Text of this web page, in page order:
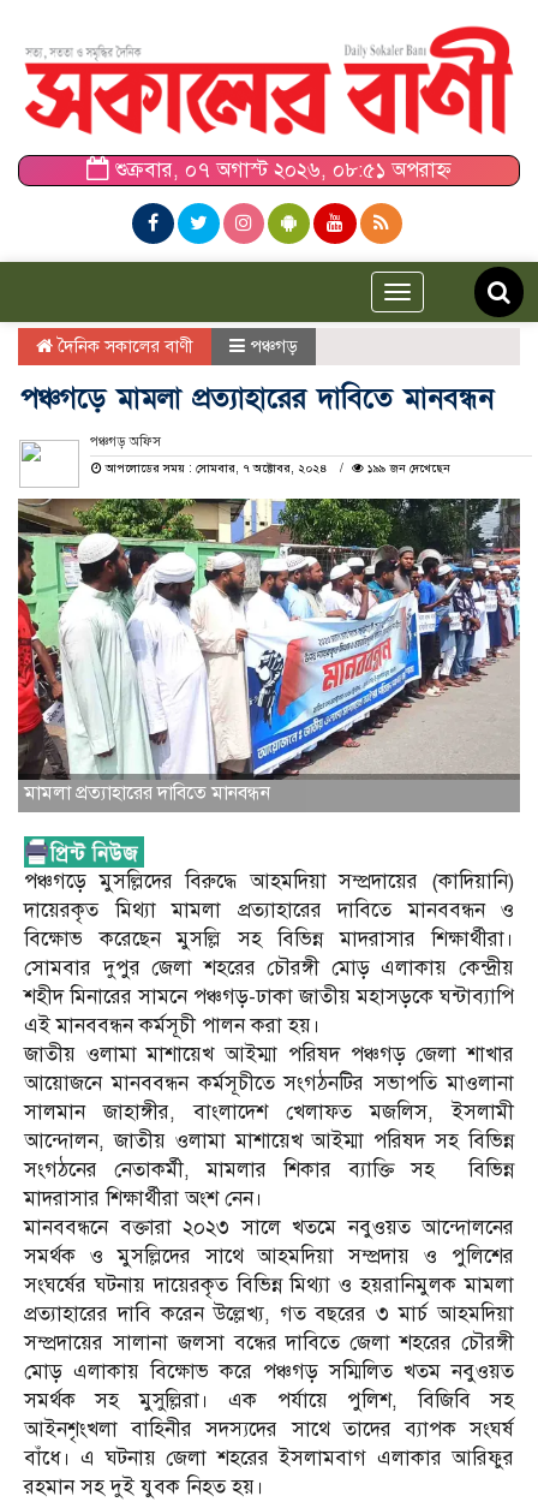
শুক্রবার, ০৭ অগাস্ট ২০২৬, ০৮:৫১ অপরাহ্ন
Toggle
navigation
দৈনিক সকালের বাণী পঞ্চগড়
পঞ্চগড়ে মামলা প্রত্যাহারের দাবিতে মানবন্ধন
পঞ্চগড় অফিস
আপলোডের সময় : সোমবার, ৭ অক্টোবর, ২০২৪
১৯৯ জন দেখেছেন
মামলা প্রত্যাহারের দাবিতে মানবন্ধন
পঞ্চগড়ে মুসল্লিদের বিরুদ্ধে আহমদিয়া সম্প্রদায়ের (কাদিয়ানি)
দায়েরকৃত মিথ্যা মামলা প্রত্যাহারের দাবিতে মানববন্ধন ও
বিক্ষোভ করেছেন মুসল্লি সহ বিভিন্ন মাদরাসার শিক্ষার্থীরা।
সোমবার দুপুর জেলা শহরের চৌরঙ্গী মোড় এলাকায় কেন্দ্রীয়
শহীদ মিনারের সামনে পঞ্চগড়-ঢাকা জাতীয় মহাসড়কে ঘন্টাব্যাপি
এই মানববন্ধন কর্মসূচী পালন করা হয়।
জাতীয় ওলামা মাশায়েখ আইম্মা পরিষদ পঞ্চগড় জেলা শাখার
আয়ােজনে মানববন্ধন কর্মসূচীতে সংগঠনটির সভাপতি মাওলানা
সালমান জাহাঙ্গীর, বাংলাদেশ খেলাফত মজলিস, ইসলামী
আন্দোলন, জাতীয় ওলামা মাশায়েখ আইম্মা পরিষদ সহ বিভিন্ন
সংগঠনের নেতাকর্মী, মামলার শিকার ব্যাক্তি সহ বিভিন্ন
মাদরাসার শিক্ষার্থীরা অংশ নেন।
মানববন্ধনে বক্তারা ২০২৩ সালে খতমে নবুওয়ত আন্দোলনের
সমর্থক ও মুসল্লিদের সাথে আহমদিয়া সম্প্রদায় ও পুলিশের
সংঘর্ষের ঘটনায় দায়েরকৃত বিভিন্ন মিথ্যা ও হয়রানিমুলক মামলা
প্রত্যাহারের দাবি করেন উল্লেখ্য, গত বছরের ৩ মার্চ আহমদিয়া
সম্প্রদায়ের সালানা জলসা বন্ধের দাবিতে জেলা শহরের চৌরঙ্গী
মোড় এলাকায় বিক্ষােভ করে পঞ্চগড় সম্মিলিত খতম নবুওয়ত
সমর্থক সহ মুসুল্লিরা। এক পর্যায়ে পুলিশ, বিজিবি সহ
আইনশৃংখলা বাহিনীর সদস্যদের সাথে তাদের ব্যাপক সংঘর্ষ
বাঁধে। এ ঘটনায় জেলা শহরের ইসলামবাগ এলাকার আরিফুর
রহমান সহ দুই যুবক নিহত হয়।